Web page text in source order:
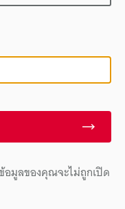
อมูลของคุณจะไม่ถูกเปิด